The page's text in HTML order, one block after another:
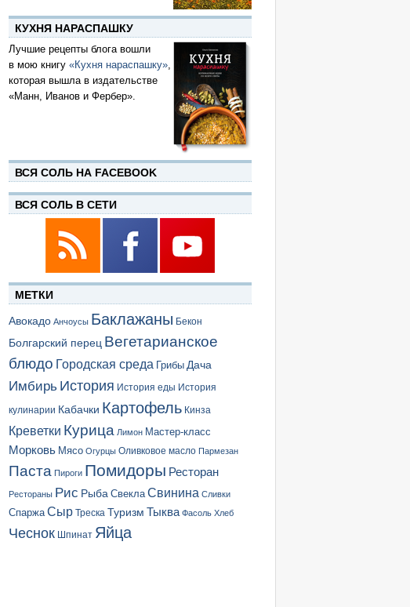
КУХНЯ НАРАСПАШКУ
Лучшие рецепты блога вошли
в мою книгу «Кухня нараспашку»,
которая вышла в издательстве
«Манн, Иванов и Фербер».
ВСЯ СОЛЬ НА FACEBOOK
ВСЯ СОЛЬ В СЕТИ
МЕТКИ
Авокадо Анчоусы Баклажаны Бекон
Болгарский перец Вегетарианское
блюдо Городская среда Грибы Дача
Имбирь История История еды История
кулинарии Кабачки Картофель Кинза
Креветки Курица Лимон Мастер-класс
Морковь Мясо Огурцы Оливковое масло Пармезан
Паста Пироги Помидоры Ресторан
Рестораны Рис Рыба Свекла Свинина Сливки
Спаржа Сыр Треска Туризм Тыква Фасоль Хлеб
Чеснок Шпинат Яйца